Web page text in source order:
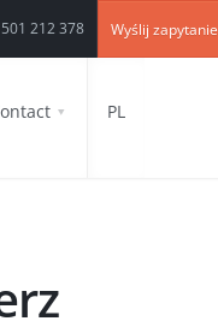
212 378 Wyślij zapytanie
PL